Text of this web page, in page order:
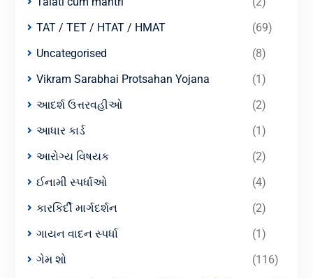
TAT / TET / HTAT / HMAT
(69)
Uncategorised
(8)
Vikram Sarabhai Protsahan Yojana
(1)
આદર્શ ઉત્તરવહીઓ
(2)
આધાર કાર્ડ
(1)
આરોગ્ય વિષયક
(2)
ઈનામી સ્પર્ધાઓ
(4)
કારકિર્દી માર્ગદર્શન
(2)
ગાયન વાદન સ્પર્ધા
(1)
ગેમ શો
(116)